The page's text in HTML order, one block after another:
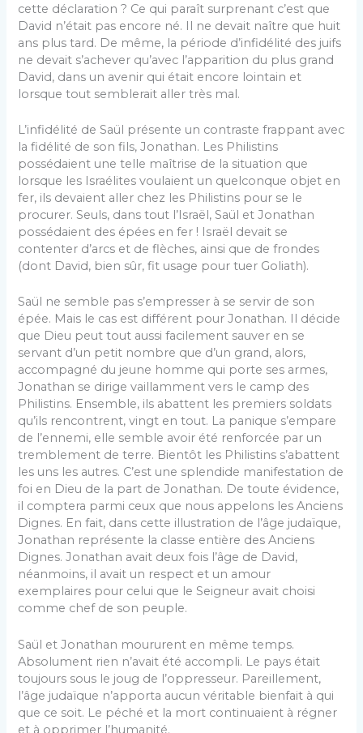
cette déclaration ? Ce qui paraît surprenant c’est que
David n’était pas encore né. Il ne devait naître que huit
ans plus tard. De même, la période d’infidélité des juifs
ne devait s’achever qu’avec l’apparition du plus grand
David, dans un avenir qui était encore lointain et
lorsque tout semblerait aller très mal.
L’infidélité de Saül présente un contraste frappant avec
la fidélité de son fils, Jonathan. Les Philistins
possédaient une telle maîtrise de la situation que
lorsque les Israélites voulaient un quelconque objet en
fer, ils devaient aller chez les Philistins pour se le
procurer. Seuls, dans tout l’Israël, Saül et Jonathan
possédaient des épées en fer ! Israël devait se
contenter d’arcs et de flèches, ainsi que de frondes
(dont David, bien sûr, fit usage pour tuer Goliath).
Saül ne semble pas s’empresser à se servir de son
épée. Mais le cas est différent pour Jonathan. Il décide
que Dieu peut tout aussi facilement sauver en se
servant d’un petit nombre que d’un grand, alors,
accompagné du jeune homme qui porte ses armes,
Jonathan se dirige vaillamment vers le camp des
Philistins. Ensemble, ils abattent les premiers soldats
qu’ils rencontrent, vingt en tout. La panique s’empare
de l’ennemi, elle semble avoir été renforcée par un
tremblement de terre. Bientôt les Philistins s’abattent
les uns les autres. C’est une splendide manifestation de
foi en Dieu de la part de Jonathan. De toute évidence,
il comptera parmi ceux que nous appelons les Anciens
Dignes. En fait, dans cette illustration de l’âge judaïque,
Jonathan représente la classe entière des Anciens
Dignes. Jonathan avait deux fois l’âge de David,
néanmoins, il avait un respect et un amour
exemplaires pour celui que le Seigneur avait choisi
comme chef de son peuple.
Saül et Jonathan moururent en même temps.
Absolument rien n’avait été accompli. Le pays était
toujours sous le joug de l’oppresseur. Pareillement,
l’âge judaïque n’apporta aucun véritable bienfait à qui
que ce soit. Le péché et la mort continuaient à régner
et à opprimer l’humanité.